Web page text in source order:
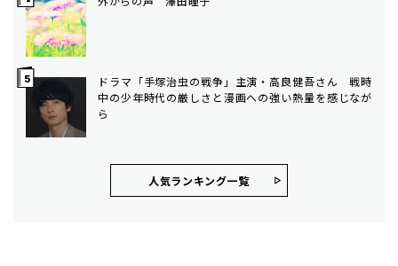
ドラマ「手塚治虫の戦争」主演・高良健吾さん 戦時
中の少年時代の厳しさと漫画への強い熱量を感じなが
ら
人気ランキング⼀覧